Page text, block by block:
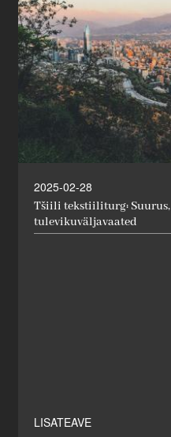
2025-02-28
Tšiili tekstiiliturg:
tulevikuväljavaated
LISATEAVE